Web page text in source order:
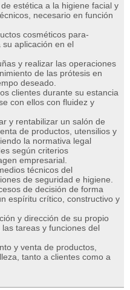
estética a la higiene facial y
necesario en función
cosméticos para-
aplicación en el
y realizar las operaciones
de las prótesis en
deseado.
clientes durante su estancia
con ellos con fluidez y
y rentabilizar un salón de
de productos, utensilios y
la normativa legal
según criterios
empresarial.
técnicos del
de seguridad e higiene.
de decisión de forma
espíritu crítico, constructivo y
y dirección de su propio
tareas y funciones del
y venta de productos,
tanto a clientes como a